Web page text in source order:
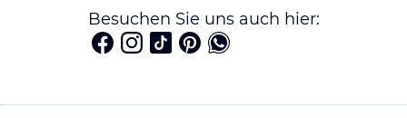
Besuchen Sie uns auch hier: